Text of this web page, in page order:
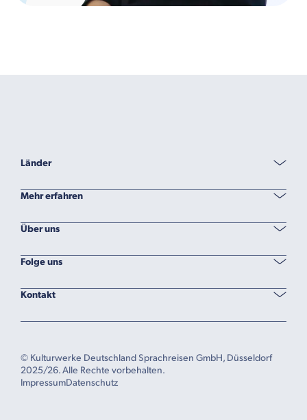
Länder
Mehr erfahren
Über uns
Folge uns
Kontakt
© Kulturwerke Deutschland Sprachreisen GmbH, Düsseldorf
2025/26. Alle Rechte vorbehalten.
ImpressumDatenschutz